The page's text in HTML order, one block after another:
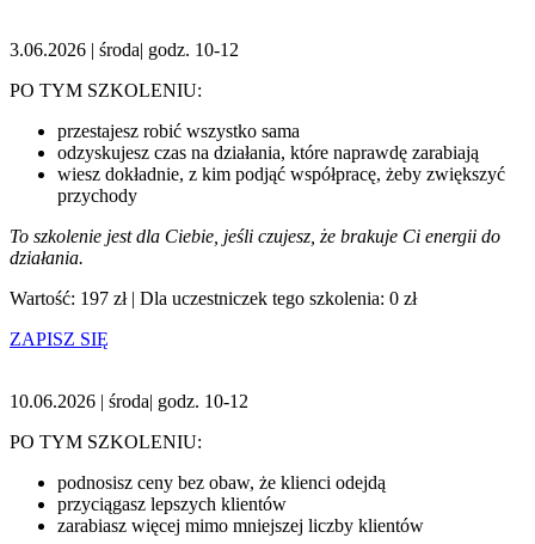
3.06.2026 | środa| godz. 10-12
PO TYM SZKOLENIU:
przestajesz robić wszystko sama
odzyskujesz czas na działania, które naprawdę zarabiają
wiesz dokładnie, z kim podjąć współpracę, żeby zwiększyć
przychody
To szkolenie jest dla Ciebie, jeśli czujesz, że brakuje Ci energii do
działania.
Wartość: 197 zł | Dla uczestniczek tego szkolenia: 0 zł
ZAPISZ SIĘ
10.06.2026 | środa| godz. 10-12
PO TYM SZKOLENIU:
podnosisz ceny bez obaw, że klienci odejdą
przyciągasz lepszych klientów
zarabiasz więcej mimo mniejszej liczby klientów